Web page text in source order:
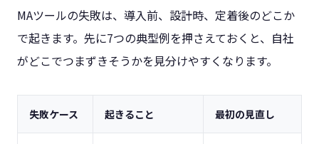
MAツールの失敗は、導入前、設計時、定着後のどこか
で起きます。先に7つの典型例を押さえておくと、自社
がどこでつまずきそうかを見分けやすくなります。
失敗ケース 起きること 最初の見直し